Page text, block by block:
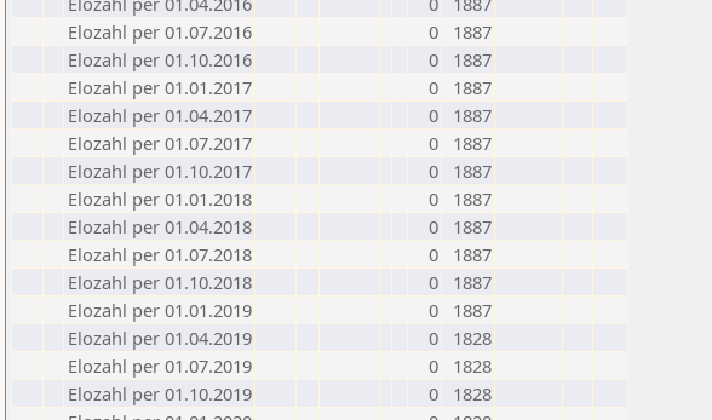
Elozahl per 01.07.2016
0
1887
Elozahl per 01.10.2016
0
1887
Elozahl per 01.01.2017
0
1887
Elozahl per 01.04.2017
0
1887
Elozahl per 01.07.2017
0
1887
Elozahl per 01.10.2017
0
1887
Elozahl per 01.01.2018
0
1887
Elozahl per 01.04.2018
0
1887
Elozahl per 01.07.2018
0
1887
Elozahl per 01.10.2018
0
1887
Elozahl per 01.01.2019
0
1887
Elozahl per 01.04.2019
0
1828
Elozahl per 01.07.2019
0
1828
Elozahl per 01.10.2019
0
1828